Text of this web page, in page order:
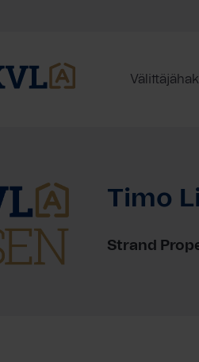
Timo
Strand